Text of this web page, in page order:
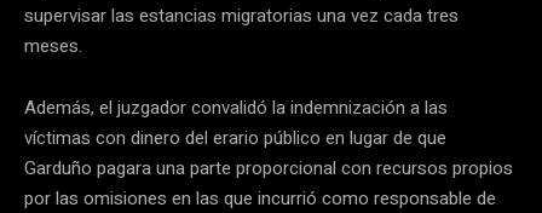
supervisar las estancias migratorias una vez cada tres
meses.
Además, el juzgador convalidó la indemnización a las
víctimas con dinero del erario público en lugar de que
Garduño pagara una parte proporcional con recursos propios
por las omisiones en las que incurrió como responsable de